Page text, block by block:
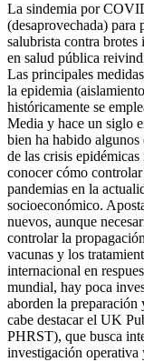
La sindemia por
(desaprovechada) para
salubrista contra
en salud pública
Las principales
la epidemia
históricamente se
Media y hace un siglo
bien ha habido algunos
de las crisis epidémicas
conocer cómo
pandemias en la
socioeconómico.
nuevos, aunque
controlar la
vacunas y los
internacional en
mundial, hay poca
aborden la preparación
cabe destacar el UK
PHRST), que busca
investigación operativa